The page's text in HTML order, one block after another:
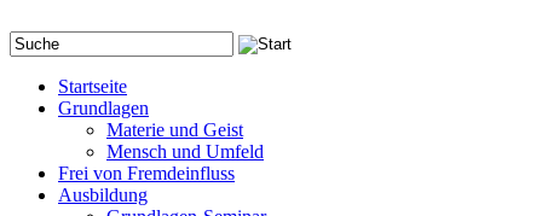
Startseite
Grundlagen
Materie und Geist
Mensch und Umfeld
Frei von Fremdeinfluss
Ausbildung